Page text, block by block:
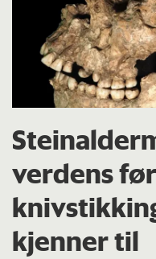
verdens
kjenner til